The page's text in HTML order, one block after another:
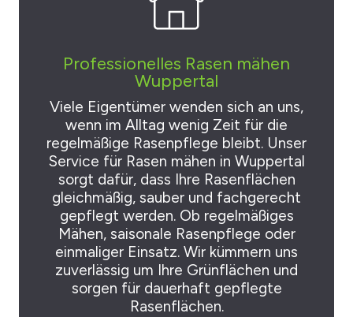
Professionelles Rasen mähen
Wuppertal
Viele Eigentümer wenden sich an uns,
wenn im Alltag wenig Zeit für die
regelmäßige Rasenpflege bleibt. Unser
Service für Rasen mähen in Wuppertal
sorgt dafür, dass Ihre Rasenflächen
gleichmäßig, sauber und fachgerecht
gepflegt werden. Ob regelmäßiges
Mähen, saisonale Rasenpflege oder
einmaliger Einsatz. Wir kümmern uns
zuverlässig um Ihre Grünflächen und
sorgen für dauerhaft gepflegte
Rasenflächen.